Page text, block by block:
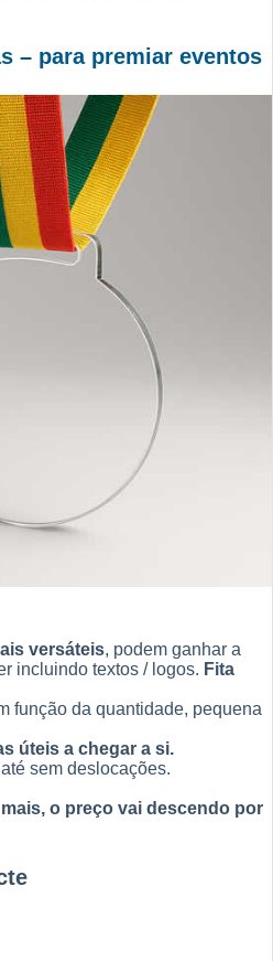
– para premiar eventos
versáteis, podem ganhar a
incluindo textos / logos. Fita
função da quantidade, pequena
úteis a chegar a si.
sem deslocações.
o preço vai descendo por